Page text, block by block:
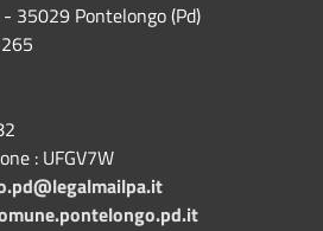
35029 Pontelongo (Pd)
: UFGV7W